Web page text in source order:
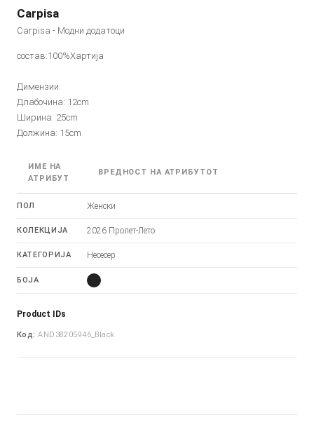
Carpisa
Carpisa - Модни додатоци
состав:100%Хартија
Димензии:
Длабочина: 12cm
Ширина: 25cm
Должина: 15cm
ИМЕ НА
АТРИБУТ
ВРЕДНОСТ НА АТРИБУТОТ
ПОЛ Женски
КОЛЕКЦИЈА 2026 Пролет-Лето
КАТЕГОРИЈА Несесер
БОЈА
Product IDs
Код: AND38205946_Black